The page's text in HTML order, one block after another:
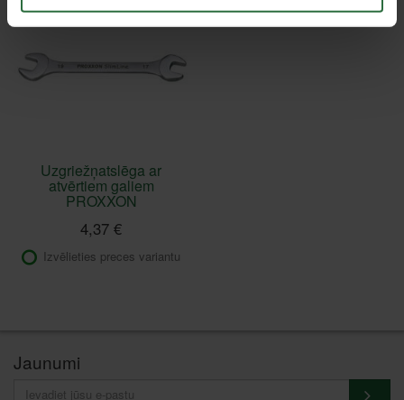
Uzgriežņatslēga ar
atvērtiem galiem
PROXXON
4,37 €
Izvēlieties preces variantu
Jaunumi